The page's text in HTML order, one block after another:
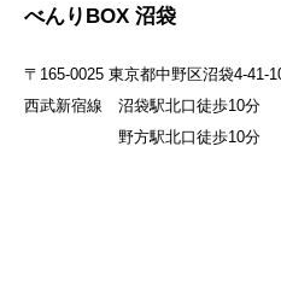
べんりBOX 沼袋
〒165-0025 東京都中野区沼袋4-41-
西武新宿線 沼袋駅北口徒歩10分
野方駅北口徒歩10分